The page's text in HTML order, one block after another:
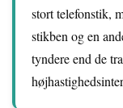
stort telefonstik,
stikben og en
tyndere end de